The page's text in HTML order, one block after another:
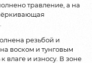
травление, а на
резьбой и
воском и тунговым
влаге и износу. В зоне